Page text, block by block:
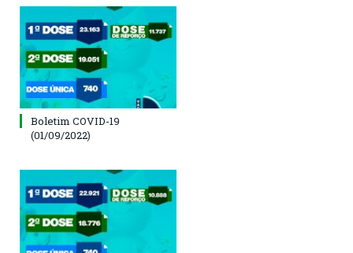
Boletim COVID-19
(01/09/2022)